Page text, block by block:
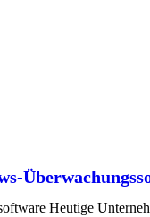
Heutige